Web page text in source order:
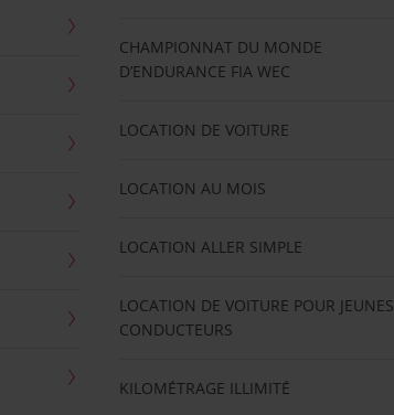
CHAMPIONNAT DU MONDE
D’ENDURANCE FIA WEC
LOCATION DE VOITURE
LOCATION AU MOIS
LOCATION ALLER SIMPLE
LOCATION DE VOITURE POUR JEUNES
CONDUCTEURS
KILOMÉTRAGE ILLIMITÉ